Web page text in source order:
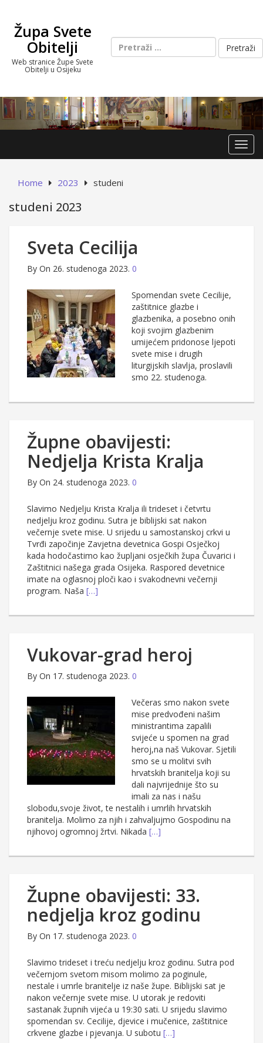
contentŽupa Svete
Obitelji
Web stranice Župe Svete
Obitelji u Osijeku
Pretraži:
Home 2023 studeni
studeni 2023
Sveta Cecilija
By On 26. studenoga 2023. 0
Spomendan svete Cecilije,
zaštitnice glazbe i
glazbenika, a posebno onih
koji svojim glazbenim
umijećem pridonose ljepoti
svete mise i drugih
liturgijskih slavlja, proslavili
smo 22. studenoga.
Župne obavijesti:
Nedjelja Krista Kralja
By On 24. studenoga 2023. 0
Slavimo Nedjelju Krista Kralja ili trideset i četvrtu
nedjelju kroz godinu. Sutra je biblijski sat nakon
večernje svete mise. U srijedu u samostanskoj crkvi u
Tvrđi započinje Zavjetna devetnica Gospi Osječkoj
kada hodočastimo kao župljani osječkih župa Čuvarici i
Zaštitnici našega grada Osijeka. Raspored devetnice
imate na oglasnoj ploči kao i svakodnevni večernji
program. Naša […]
Vukovar-grad heroj
By On 17. studenoga 2023. 0
Večeras smo nakon svete
mise predvođeni našim
ministrantima zapalili
svijeće u spomen na grad
heroj,na naš Vukovar. Sjetili
smo se u molitvi svih
hrvatskih branitelja koji su
dali najvrijednije što su
imali za nas i našu
slobodu,svoje život, te nestalih i umrlih hrvatskih
branitelja. Molimo za njih i zahvaljujmo Gospodinu na
njihovoj ogromnoj žrtvi. Nikada […]
Župne obavijesti: 33.
nedjelja kroz godinu
By On 17. studenoga 2023. 0
Slavimo trideset i treću nedjelju kroz godinu. Sutra pod
večernjom svetom misom molimo za poginule,
nestale i umrle branitelje iz naše župe. Biblijski sat je
nakon večernje svete mise. U utorak je redoviti
sastanak župnih vijeća u 19:30 sati. U srijedu slavimo
spomendan sv. Cecilije, djevice i mučenice, zaštitnice
crkvene glazbe i pjevanja. U subotu […]